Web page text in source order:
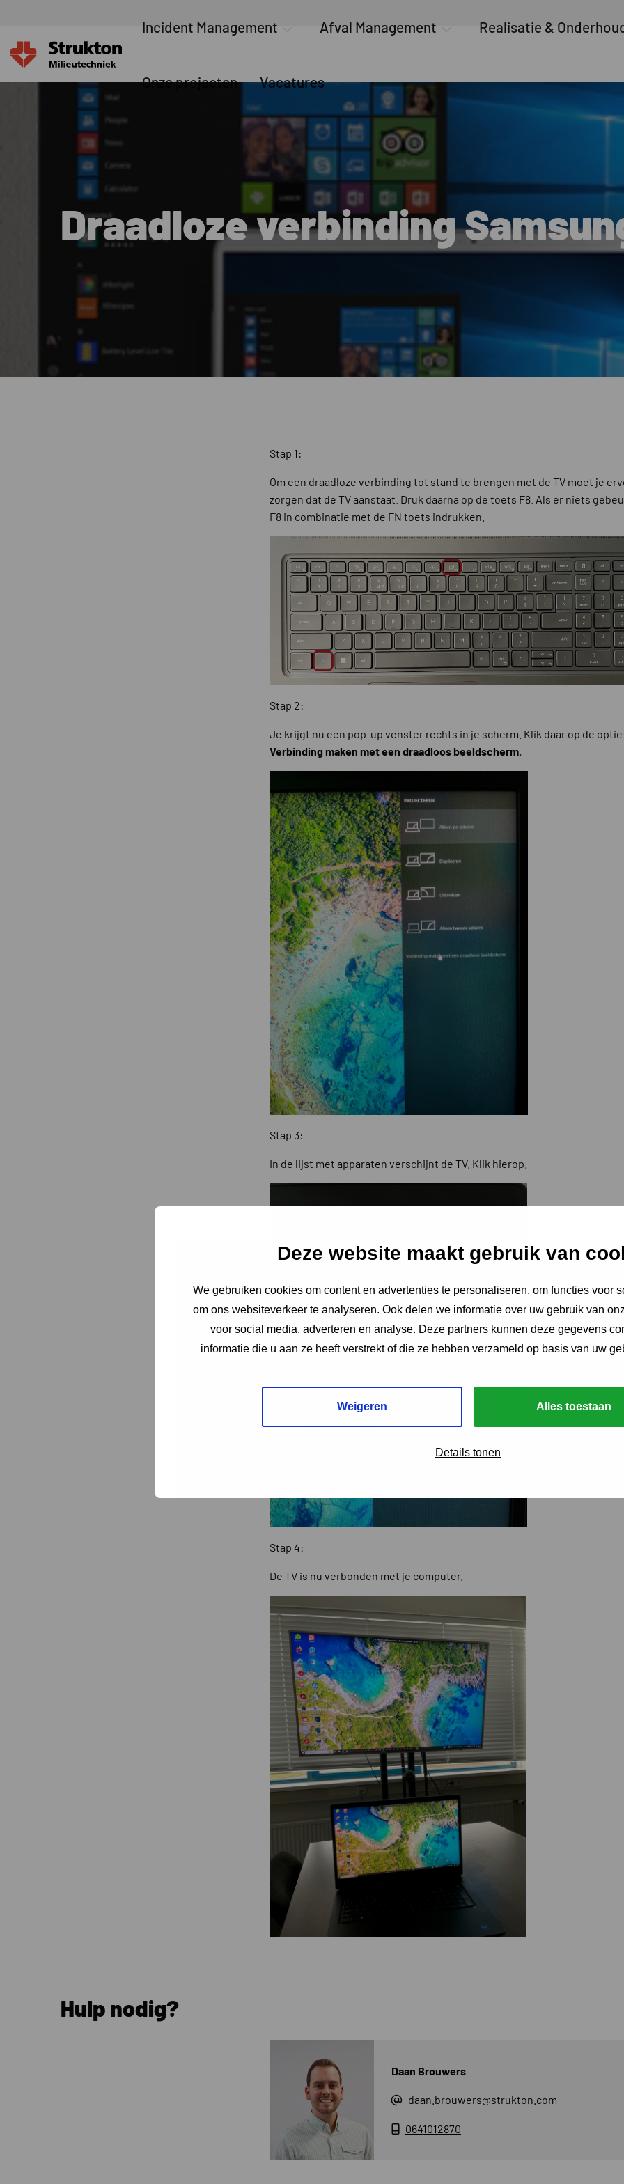
Deze website maakt gebruik van
We gebruiken cookies om content en advertenties te personaliseren, om functies voor
om ons websiteverkeer te analyseren. Ook delen we informatie over uw gebruik van
voor social media, adverteren en analyse. Deze partners kunnen deze gegevens
informatie die u aan ze heeft verstrekt of die ze hebben verzameld op basis van uw
Weigeren Alles toestaan
Details tonen
Incident Management Afval Management Realisatie &
Onze projecten Vacatures
Draadloze verbinding
Stap 1:
Om een draadloze verbinding tot stand te brengen met de TV moet je
zorgen dat de TV aanstaat. Druk daarna op de toets F8. Als er niets
F8 in combinatie met de FN toets indrukken.
Stap 2:
Je krijgt nu een pop-up venster rechts in je scherm. Klik daar op de
Verbinding maken met een draadloos beeldscherm.
Stap 3:
In de lijst met apparaten verschijnt de TV. Klik hierop.
Stap 4:
De TV is nu verbonden met je computer.
Hulp nodig?
Daan Brouwers
daan.brouwers@strukton.com
0641012870